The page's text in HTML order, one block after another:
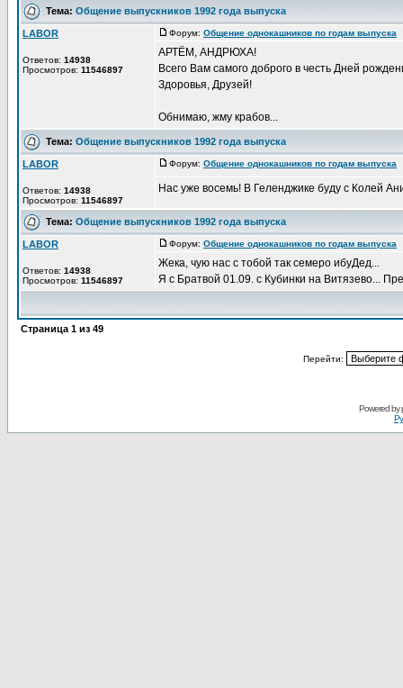
Тема: Общение выпускников 1992 года выпуска
LABOR
Ответов: 14938
Просмотров: 11546897
Форум: Общение однокашников по годам выпуска
АРТЁМ, АНДРЮХА!
Всего Вам самого доброго в честь Дней
Здоровья, Друзей!
Обнимаю, жму крабов...
Тема: Общение выпускников 1992 года выпуска
LABOR
Ответов: 14938
Просмотров: 11546897
Форум: Общение однокашников по годам выпуска
Нас уже восемь! В Геленджике буду с Колей
Тема: Общение выпускников 1992 года выпуска
LABOR
Ответов: 14938
Просмотров: 11546897
Форум: Общение однокашников по годам выпуска
Жека, чую нас с тобой так семеро ибуДед...
Я с Братвой 01.09. с Кубинки на Витязево...
Страница 1 из 49
Перейти:
Powered by